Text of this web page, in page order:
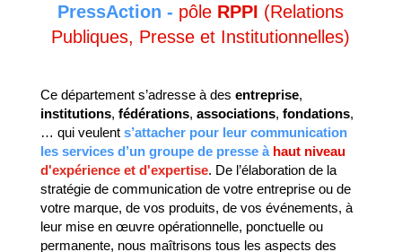
PressAction - pôle RPPI (Relations
Publiques, Presse et Institutionnelles)
Ce département s’adresse à des entreprise,
institutions, fédérations, associations, fondations,
… qui veulent s’attacher pour leur communication
les services d’un groupe de presse à haut niveau
d'expérience et d'expertise. De l’élaboration de la
stratégie de communication de votre entreprise ou de
votre marque, de vos produits, de vos événements, à
leur mise en œuvre opérationnelle, ponctuelle ou
permanente, nous maîtrisons tous les aspects des